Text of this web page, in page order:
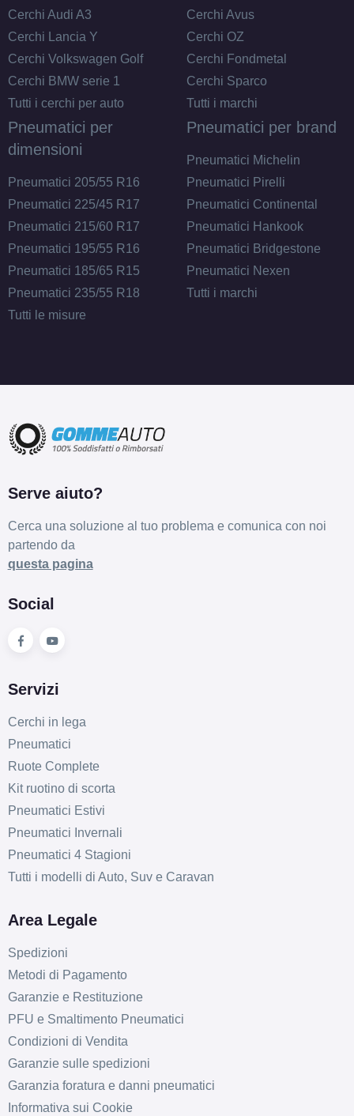
Cerchi Audi A3
Cerchi Lancia Y
Cerchi Volkswagen Golf
Cerchi BMW serie 1
Tutti i cerchi per auto
Cerchi Avus
Cerchi OZ
Cerchi Fondmetal
Cerchi Sparco
Tutti i marchi
Pneumatici per
dimensioni
Pneumatici 205/55 R16
Pneumatici 225/45 R17
Pneumatici 215/60 R17
Pneumatici 195/55 R16
Pneumatici 185/65 R15
Pneumatici 235/55 R18
Tutti le misure
Pneumatici per brand
Pneumatici Michelin
Pneumatici Pirelli
Pneumatici Continental
Pneumatici Hankook
Pneumatici Bridgestone
Pneumatici Nexen
Tutti i marchi
Serve aiuto?
Cerca una soluzione al tuo problema e comunica con noi
partendo da
questa pagina
Social
Servizi
Cerchi in lega
Pneumatici
Ruote Complete
Kit ruotino di scorta
Pneumatici Estivi
Pneumatici Invernali
Pneumatici 4 Stagioni
Tutti i modelli di Auto, Suv e Caravan
Area Legale
Spedizioni
Metodi di Pagamento
Garanzie e Restituzione
PFU e Smaltimento Pneumatici
Condizioni di Vendita
Garanzie sulle spedizioni
Garanzia foratura e danni pneumatici
Informativa sui Cookie